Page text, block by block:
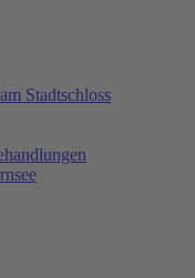
Stadtschloss